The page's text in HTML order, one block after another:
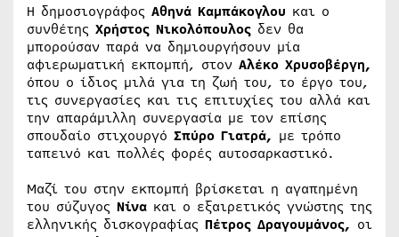
Η δημοσιογράφος Αθηνά Καμπάκογλου και ο
συνθέτης Χρήστος Νικολόπουλος δεν θα
μπορούσαν παρά να δημιουργήσουν μία
αφιερωματική εκπομπή, στον Αλέκο Χρυσοβέργη,
όπου ο ίδιος μιλά για τη ζωή του, το έργο του,
τις συνεργασίες και τις επιτυχίες του αλλά και
την απαράμιλλη συνεργασία με τον επίσης
σπουδαίο στιχουργό Σπύρο Γιατρά, με τρόπο
ταπεινό και πολλές φορές αυτοσαρκαστικό.
Μαζί του στην εκπομπή βρίσκεται η αγαπημένη
του σύζυγος Νίνα και ο εξαιρετικός γνώστης της
ελληνικής δισκογραφίας Πέτρος Δραγουμάνος, οι